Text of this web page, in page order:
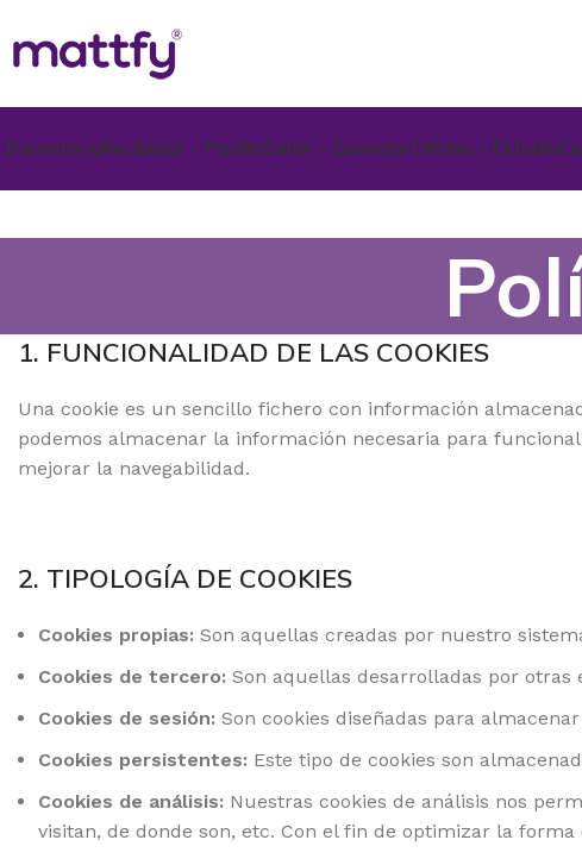
DormitorioRecibidor – PasilloSalón – ComedorOficina – Estudio
1. FUNCIONALIDAD DE LAS COOKIES
Una cookie es un sencillo fichero con información
podemos almacenar la información necesaria para
mejorar la navegabilidad.
2. TIPOLOGÍA DE COOKIES
Cookies propias: Son aquellas creadas por nuestro
Cookies de tercero: Son aquellas desarrolladas por otras
Cookies de sesión: Son cookies diseñadas para
Cookies persistentes: Este tipo de cookies son
Cookies de análisis: Nuestras cookies de análisis nos
visitan, de donde son, etc. Con el fin de optimizar la